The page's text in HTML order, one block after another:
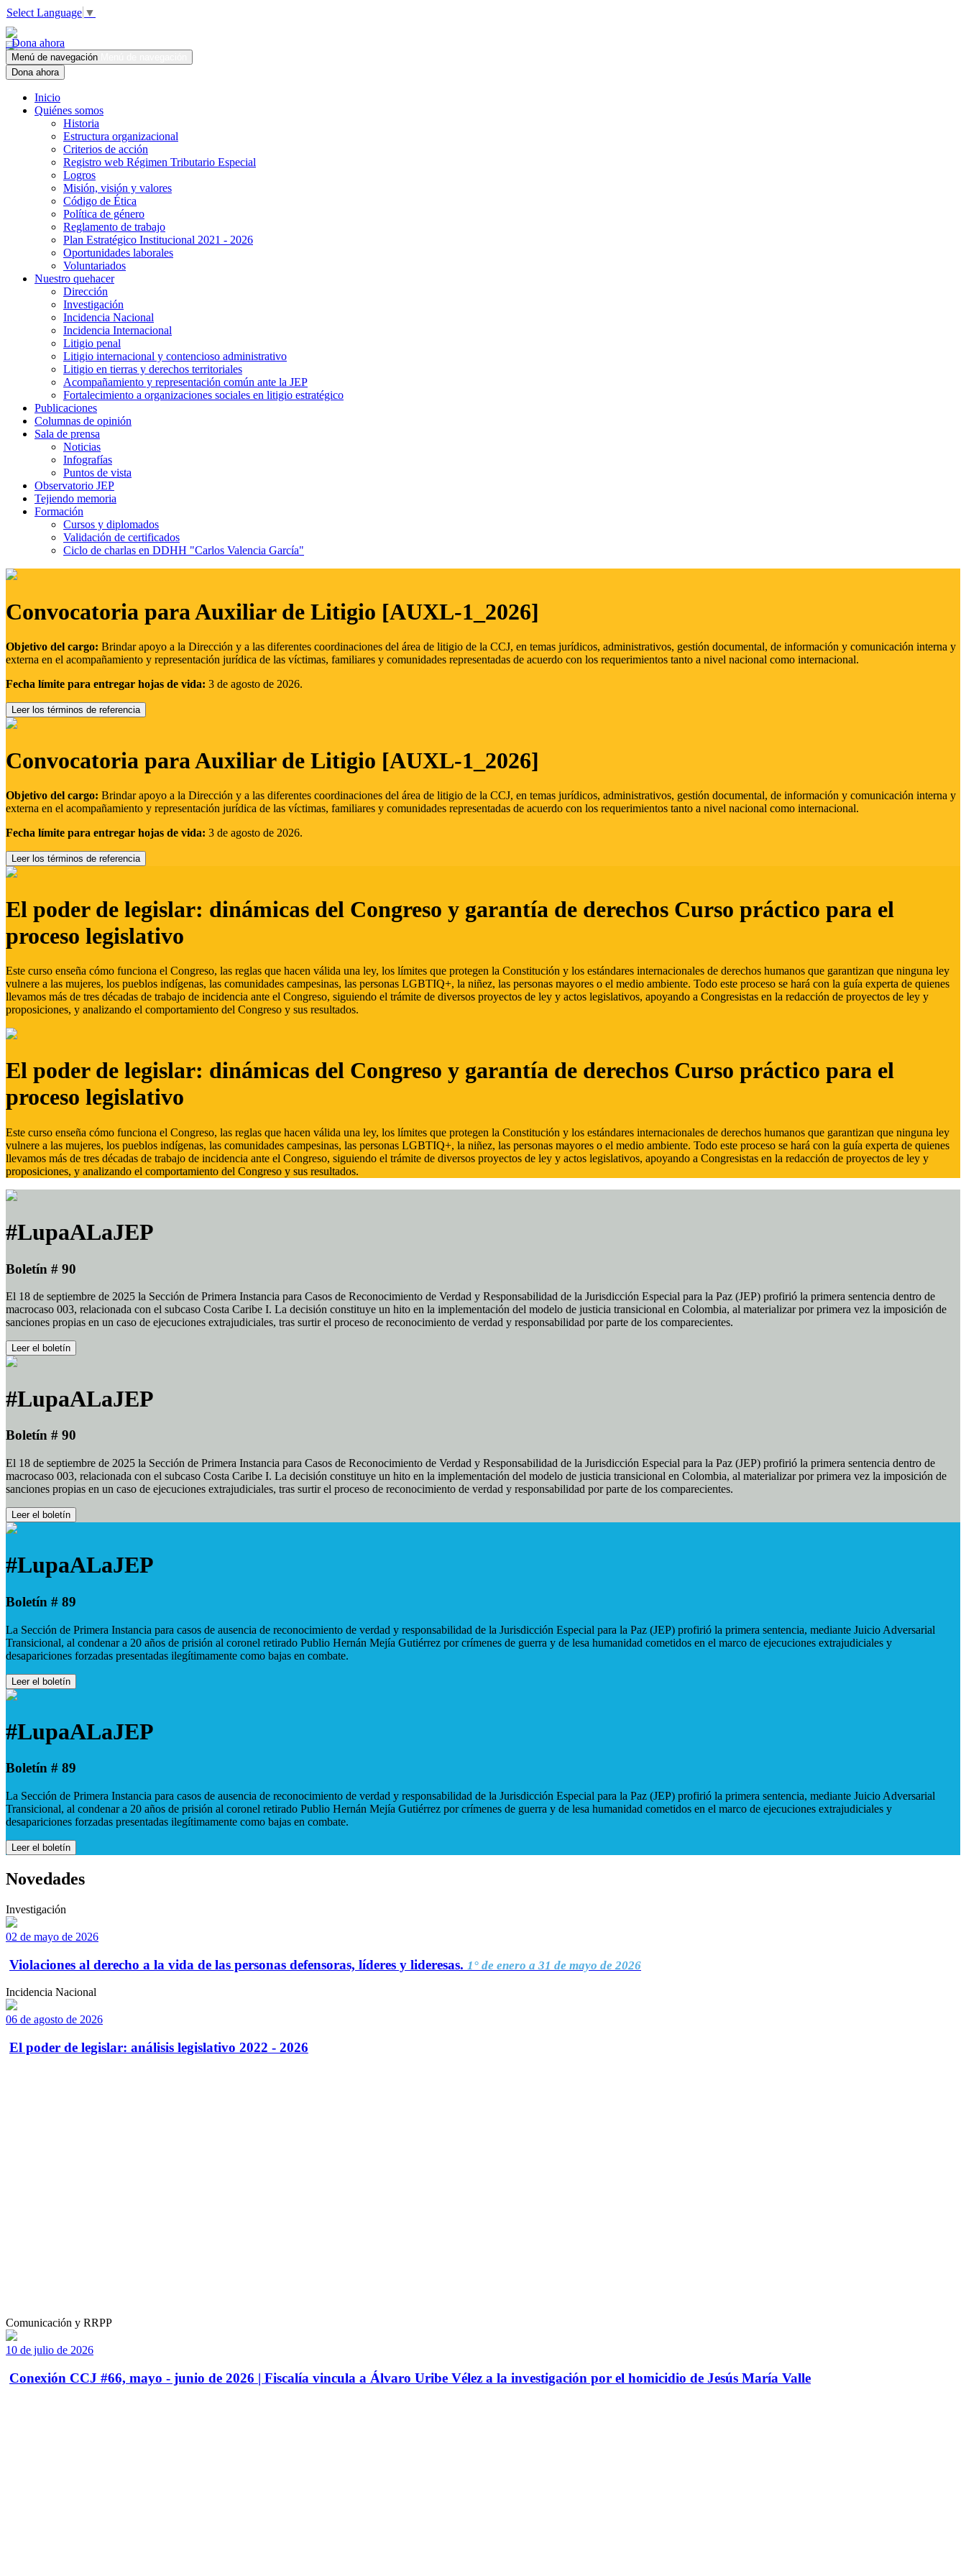
Select Language ▼
Dona ahora
Menú de navegación
Dona ahora
Inicio
Quiénes somos
Historia
Estructura organizacional
Criterios de acción
Registro web Régimen Tributario Especial
Logros
Misión, visión y valores
Código de Ética
Política de género
Reglamento de trabajo
Plan Estratégico Institucional 2021 - 2026
Oportunidades laborales
Voluntariados
Nuestro quehacer
Dirección
Investigación
Incidencia Nacional
Incidencia Internacional
Litigio penal
Litigio internacional y contencioso administrativo
Litigio en tierras y derechos territoriales
Acompañamiento y representación común ante la JEP
Fortalecimiento a organizaciones sociales en litigio estratégico
Publicaciones
Columnas de opinión
Sala de prensa
Noticias
Infografías
Puntos de vista
Observatorio JEP
Tejiendo memoria
Formación
Cursos y diplomados
Validación de certificados
Ciclo de charlas en DDHH "Carlos Valencia García"
Convocatoria para Auxiliar de Litigio [AUXL-1_2026]
Objetivo del cargo: Brindar apoyo a la Dirección y a las diferentes coordinaciones del área de litigio de la CCJ, en temas jurídicos, administrativos, gestión documental, de información y comunicación interna y
externa en el acompañamiento y representación jurídica de las víctimas, familiares y comunidades representadas de acuerdo con los requerimientos tanto a nivel nacional como internacional.
Fecha límite para entregar hojas de vida: 3 de agosto de 2026.
Leer los términos de referencia
Convocatoria para Auxiliar de Litigio [AUXL-1_2026]
Objetivo del cargo: Brindar apoyo a la Dirección y a las diferentes coordinaciones del área de litigio de la CCJ, en temas jurídicos, administrativos, gestión documental, de información y comunicación interna y
externa en el acompañamiento y representación jurídica de las víctimas, familiares y comunidades representadas de acuerdo con los requerimientos tanto a nivel nacional como internacional.
Fecha límite para entregar hojas de vida: 3 de agosto de 2026.
Leer los términos de referencia
El poder de legislar: dinámicas del Congreso y garantía de derechos Curso práctico para el
proceso legislativo
Este curso enseña cómo funciona el Congreso, las reglas que hacen válida una ley, los límites que protegen la Constitución y los estándares internacionales de derechos humanos que garantizan que ninguna ley
vulnere a las mujeres, los pueblos indígenas, las comunidades campesinas, las personas LGBTIQ+, la niñez, las personas mayores o el medio ambiente. Todo este proceso se hará con la guía experta de quienes
llevamos más de tres décadas de trabajo de incidencia ante el Congreso, siguiendo el trámite de diversos proyectos de ley y actos legislativos, apoyando a Congresistas en la redacción de proyectos de ley y
proposiciones, y analizando el comportamiento del Congreso y sus resultados.
El poder de legislar: dinámicas del Congreso y garantía de derechos Curso práctico para el
proceso legislativo
Este curso enseña cómo funciona el Congreso, las reglas que hacen válida una ley, los límites que protegen la Constitución y los estándares internacionales de derechos humanos que garantizan que ninguna ley
vulnere a las mujeres, los pueblos indígenas, las comunidades campesinas, las personas LGBTIQ+, la niñez, las personas mayores o el medio ambiente. Todo este proceso se hará con la guía experta de quienes
llevamos más de tres décadas de trabajo de incidencia ante el Congreso, siguiendo el trámite de diversos proyectos de ley y actos legislativos, apoyando a Congresistas en la redacción de proyectos de ley y
proposiciones, y analizando el comportamiento del Congreso y sus resultados.
#LupaALaJEP
Boletín # 90
El 18 de septiembre de 2025 la Sección de Primera Instancia para Casos de Reconocimiento de Verdad y Responsabilidad de la Jurisdicción Especial para la Paz (JEP) profirió la primera sentencia dentro de
macrocaso 003, relacionada con el subcaso Costa Caribe I. La decisión constituye un hito en la implementación del modelo de justicia transicional en Colombia, al materializar por primera vez la imposición de
sanciones propias en un caso de ejecuciones extrajudiciales, tras surtir el proceso de reconocimiento de verdad y responsabilidad por parte de los comparecientes.
Leer el boletín
#LupaALaJEP
Boletín # 90
El 18 de septiembre de 2025 la Sección de Primera Instancia para Casos de Reconocimiento de Verdad y Responsabilidad de la Jurisdicción Especial para la Paz (JEP) profirió la primera sentencia dentro de
macrocaso 003, relacionada con el subcaso Costa Caribe I. La decisión constituye un hito en la implementación del modelo de justicia transicional en Colombia, al materializar por primera vez la imposición de
sanciones propias en un caso de ejecuciones extrajudiciales, tras surtir el proceso de reconocimiento de verdad y responsabilidad por parte de los comparecientes.
Leer el boletín
#LupaALaJEP
Boletín # 89
La Sección de Primera Instancia para casos de ausencia de reconocimiento de verdad y responsabilidad de la Jurisdicción Especial para la Paz (JEP) profirió la primera sentencia, mediante Juicio Adversarial
Transicional, al condenar a 20 años de prisión al coronel retirado Publio Hernán Mejía Gutiérrez por crímenes de guerra y de lesa humanidad cometidos en el marco de ejecuciones extrajudiciales y
desapariciones forzadas presentadas ilegítimamente como bajas en combate.
Leer el boletín
#LupaALaJEP
Boletín # 89
La Sección de Primera Instancia para casos de ausencia de reconocimiento de verdad y responsabilidad de la Jurisdicción Especial para la Paz (JEP) profirió la primera sentencia, mediante Juicio Adversarial
Transicional, al condenar a 20 años de prisión al coronel retirado Publio Hernán Mejía Gutiérrez por crímenes de guerra y de lesa humanidad cometidos en el marco de ejecuciones extrajudiciales y
desapariciones forzadas presentadas ilegítimamente como bajas en combate.
Leer el boletín
Novedades
Investigación
02 de mayo de 2026
Violaciones al derecho a la vida de las personas defensoras, líderes y lideresas. 1° de enero a 31 de mayo de 2026
Incidencia Nacional
06 de agosto de 2026
El poder de legislar: análisis legislativo 2022 - 2026
Comunicación y RRPP
10 de julio de 2026
Conexión CCJ #66, mayo - junio de 2026 | Fiscalía vincula a Álvaro Uribe Vélez a la investigación por el homicidio de Jesús María Valle